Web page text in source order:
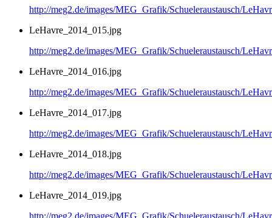
http://meg2.de/images/MEG_Grafik/Schueleraustausch/
LeHavre_2014_015.jpg
http://meg2.de/images/MEG_Grafik/Schueleraustausch/
LeHavre_2014_016.jpg
http://meg2.de/images/MEG_Grafik/Schueleraustausch/
LeHavre_2014_017.jpg
http://meg2.de/images/MEG_Grafik/Schueleraustausch/
LeHavre_2014_018.jpg
http://meg2.de/images/MEG_Grafik/Schueleraustausch/
LeHavre_2014_019.jpg